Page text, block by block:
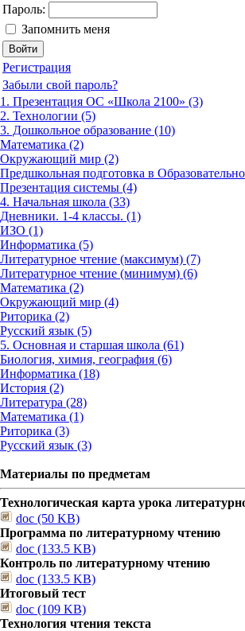
Пароль:
Запомнить меня
Регистрация
Забыли свой пароль?
1. Презентация ОС «Школа 2100» (3)
2. Технологии (5)
3. Дошкольное образование (10)
Математика (2)
Окружающий мир (2)
Предшкольная подготовка в
Презентация системы (4)
4. Начальная школа (33)
Дневники. 1-4 классы. (1)
ИЗО (1)
Информатика (5)
Литературное чтение (максимум) (7)
Литературное чтение (минимум) (6)
Математика (2)
Окружающий мир (4)
Риторика (2)
Русский язык (5)
5. Основная и старшая школа (61)
Биология, химия, география (6)
Информатика (18)
История (2)
Литература (28)
Математика (1)
Риторика (3)
Русский язык (3)
Материалы по предметам
Технологическая карта урока
doc (50 KB)
Программа по литературному чтению
doc (133.5 KB)
Контроль по литературному чтению
doc (133.5 KB)
Итоговый тест
doc (109 KB)
Технология чтения текста